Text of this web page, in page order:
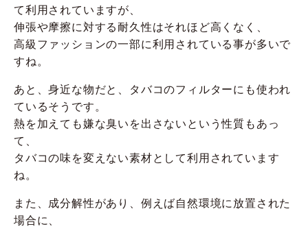
て利用されていますが、
伸張や摩擦に対する耐久性はそれほど高くなく、
高級ファッションの一部に利用されている事が多いで
すね。
あと、身近な物だと、タバコのフィルターにも使われ
ているそうです。
熱を加えても嫌な臭いを出さないという性質もあっ
て、
タバコの味を変えない素材として利用されています
ね。
また、成分解性があり、例えば自然環境に放置された
場合に、